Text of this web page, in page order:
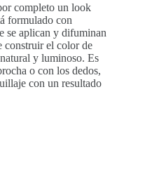
completo un look
formulado con
se aplican y difuminan
construir el color de
y luminoso. Es
o con los dedos,
con un resultado